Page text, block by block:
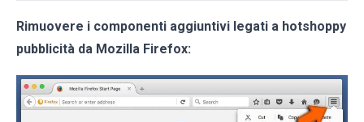
Rimuovere i componenti aggiuntivi legati a hotshoppy
pubblicità da Mozilla Firefox: